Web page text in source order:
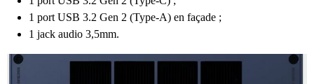
1 port USB 3.2 Gen 2 (Type-A) en façade ;
1 jack audio 3,5mm.